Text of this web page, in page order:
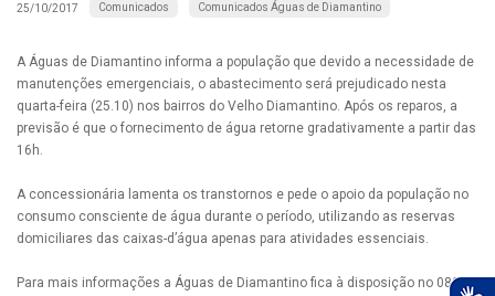
25/10/2017 Comunicados Comunicados Águas de Diamantino
A Águas de Diamantino informa a população que devido a necessidade de
manutenções emergenciais, o abastecimento será prejudicado nesta
quarta-feira (25.10) nos bairros do Velho Diamantino. Após os reparos, a
previsão é que o fornecimento de água retorne gradativamente a partir das
16h.
A concessionária lamenta os transtornos e pede o apoio da população no
consumo consciente de água durante o período, utilizando as reservas
domiciliares das caixas-d’água apenas para atividades essenciais.
Para mais informações a Águas de Diamantino fica à disposição no 0800